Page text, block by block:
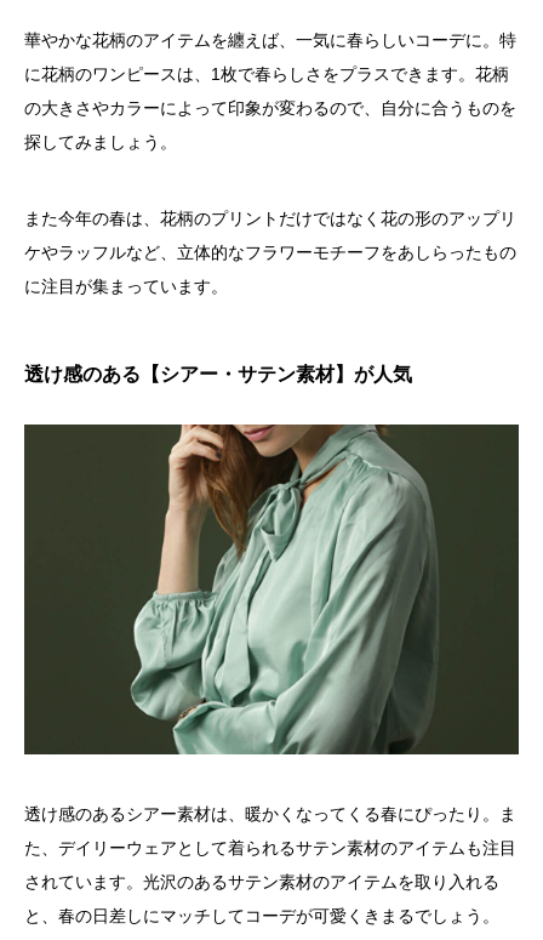
華やかな花柄のアイテムを纏えば、一気に春らしいコーデに。特
に花柄のワンピースは、1枚で春らしさをプラスできます。花柄
の大きさやカラーによって印象が変わるので、自分に合うものを
探してみましょう。
また今年の春は、花柄のプリントだけではなく花の形のアップリ
ケやラッフルなど、立体的なフラワーモチーフをあしらったもの
に注目が集まっています。
透け感のある【シアー・サテン素材】が人気
透け感のあるシアー素材は、暖かくなってくる春にぴったり。ま
た、デイリーウェアとして着られるサテン素材のアイテムも注目
されています。光沢のあるサテン素材のアイテムを取り入れる
と、春の日差しにマッチしてコーデが可愛くきまるでしょう。